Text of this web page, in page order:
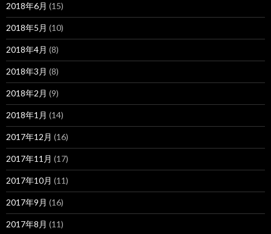
2018年6月 (15)
2018年5月 (10)
2018年4月 (8)
2018年3月 (8)
2018年2月 (9)
2018年1月 (14)
2017年12月 (16)
2017年11月 (17)
2017年10月 (11)
2017年9月 (16)
2017年8月 (11)